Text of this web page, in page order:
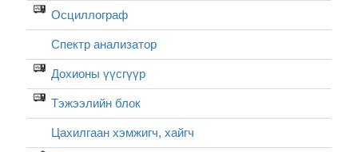
Осциллограф
Спектр анализатор
Дохионы үүсгүүр
Тэжээлийн блок
Цахилгаан хэмжигч, хайгч